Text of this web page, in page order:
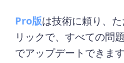
Pro版は技術に頼り、
リックで、すべての問
でアップデートできま